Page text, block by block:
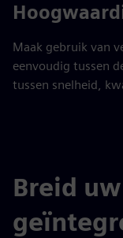
Maak gebruik van
eenvoudig tussen
tussen snelheid,
Breid